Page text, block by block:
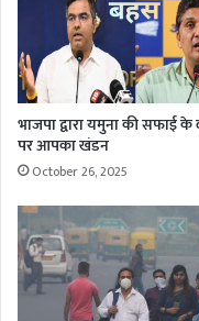
भाजपा द्वारा यमुना की सफाई के
पर आपका खंडन
October 26, 2025